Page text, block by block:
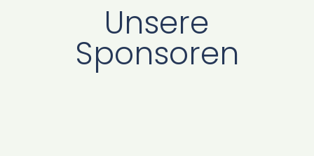
Unsere
Sponsoren